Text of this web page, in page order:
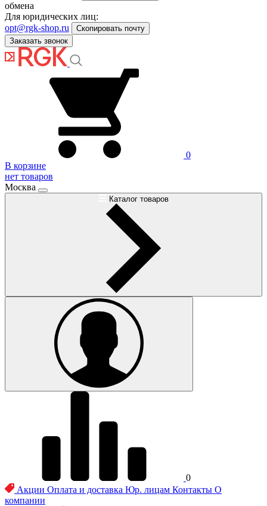
обмена
Для юридических лиц:
opt@rgk-shop.ru
Скопировать почту
Заказать звонок
0
В корзине
нет товаров
Москва
Каталог товаров
0
Акции Оплата и доставка Юр. лицам Контакты О
компании